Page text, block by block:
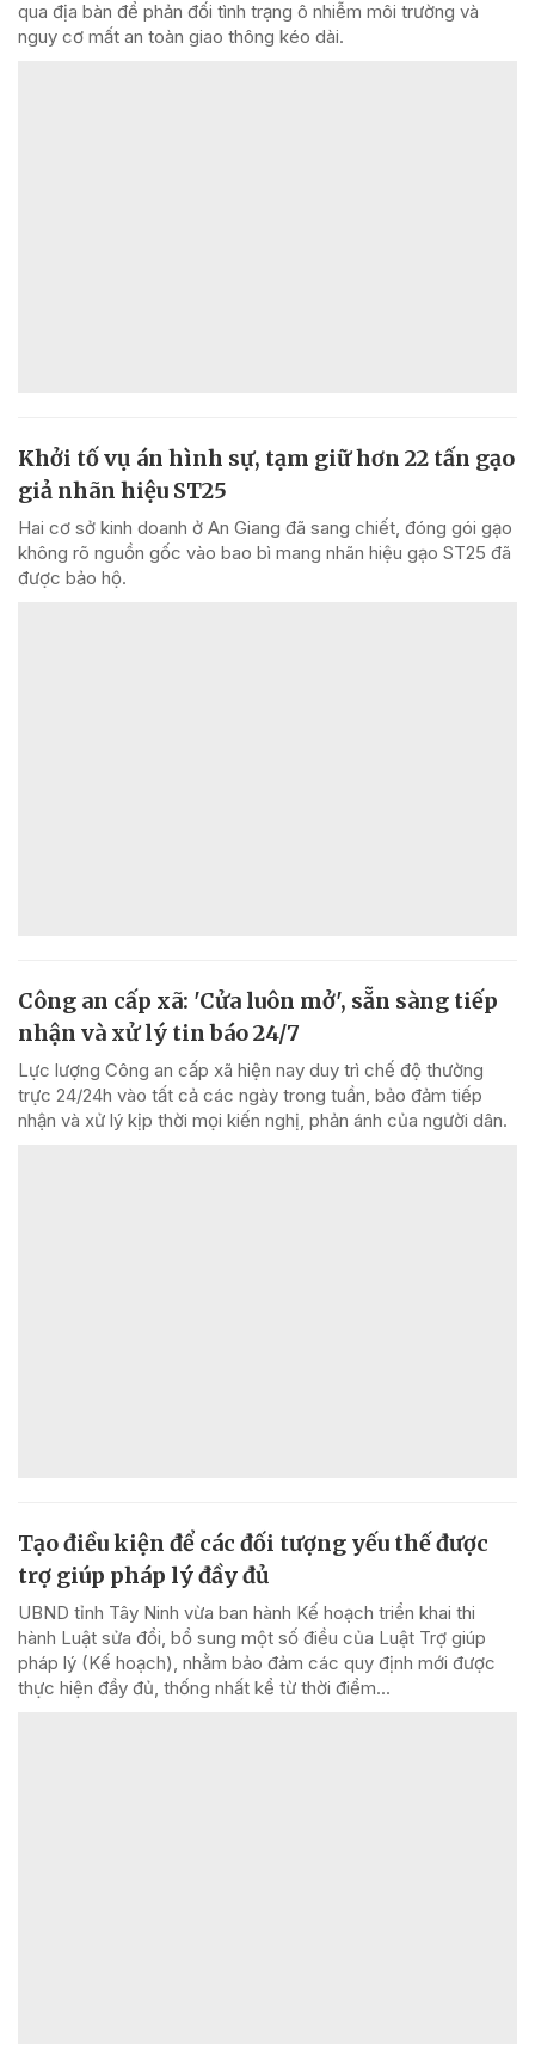
qua địa bàn để phản đối tình trạng ô nhiễm môi trường và
nguy cơ mất an toàn giao thông kéo dài.
Khởi tố vụ án hình sự, tạm giữ hơn 22 tấn gạo
giả nhãn hiệu ST25
Hai cơ sở kinh doanh ở An Giang đã sang chiết, đóng gói gạo
không rõ nguồn gốc vào bao bì mang nhãn hiệu gạo ST25 đã
được bảo hộ.
Công an cấp xã: 'Cửa luôn mở', sẵn sàng tiếp
nhận và xử lý tin báo 24/7
Lực lượng Công an cấp xã hiện nay duy trì chế độ thường
trực 24/24h vào tất cả các ngày trong tuần, bảo đảm tiếp
nhận và xử lý kịp thời mọi kiến nghị, phản ánh của người dân.
Tạo điều kiện để các đối tượng yếu thế được
trợ giúp pháp lý đầy đủ
UBND tỉnh Tây Ninh vừa ban hành Kế hoạch triển khai thi
hành Luật sửa đổi, bổ sung một số điều của Luật Trợ giúp
pháp lý (Kế hoạch), nhằm bảo đảm các quy định mới được
thực hiện đầy đủ, thống nhất kể từ thời điểm...